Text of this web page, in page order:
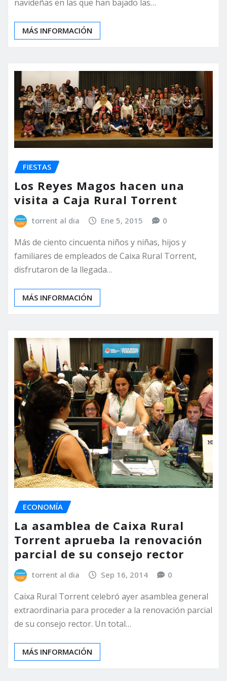
navideñas en las que han bajado las…
MÁS INFORMACIÓN
FIESTAS
Los Reyes Magos hacen una
visita a Caja Rural Torrent
torrent al dia Ene 5, 2015 0
Más de ciento cincuenta niños y niñas, hijos y
familiares de empleados de Caixa Rural Torrent,
disfrutaron de la llegada…
MÁS INFORMACIÓN
ECONOMÍA
La asamblea de Caixa Rural
Torrent aprueba la renovación
parcial de su consejo rector
torrent al dia Sep 16, 2014 0
Caixa Rural Torrent celebró ayer asamblea general
extraordinaria para proceder a la renovación parcial
de su consejo rector. Un total…
MÁS INFORMACIÓN